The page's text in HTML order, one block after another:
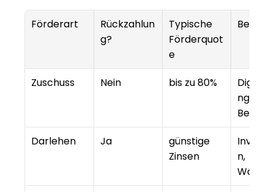
Förderart
Rückzahlun
g?
Typische
Förderquot
e
Zuschuss Nein bis zu 80%
ng,
Darlehen
Ja
günstige
Zinsen
n,